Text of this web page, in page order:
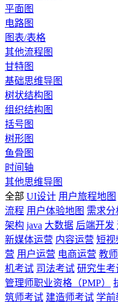
平面图
电路图
图表/表格
其他流程图
甘特图
基础思维导图
树状结构图
组织结构图
括号图
树形图
鱼骨图
时间轴
其他思维导图
全部 UI设计 用户旅程地图
流程 用户体验地图 需求分
架构 java 大数据 后端开发
新媒体运营 内容运营 短视
营 用户运营 电商运营 教
机考试 司法考试 研究生考
管理师职业资格（PMP）
筑师考试 建造师考试 学前